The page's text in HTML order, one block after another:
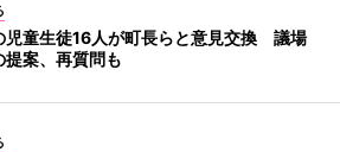
児童生徒16人が町長らと意見交換 議場
提案、再質問も